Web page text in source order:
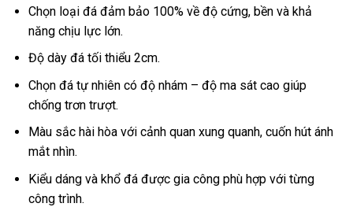
Chọn loại đá đảm bảo 100% về độ cứng, bền và khả
năng chịu lực lớn.
Độ dày đá tối thiểu 2cm.
Chọn đá tự nhiên có độ nhám – độ ma sát cao giúp
chống trơn trượt.
Màu sắc hài hòa với cảnh quan xung quanh, cuốn hút ánh
mắt nhìn.
Kiểu dáng và khổ đá được gia công phù hợp với từng
công trình.